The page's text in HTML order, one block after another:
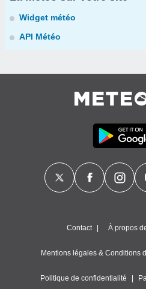
Widget météo
API Météo
Contact À propos
Mentions légales & Conditions
Politique de confidentialité